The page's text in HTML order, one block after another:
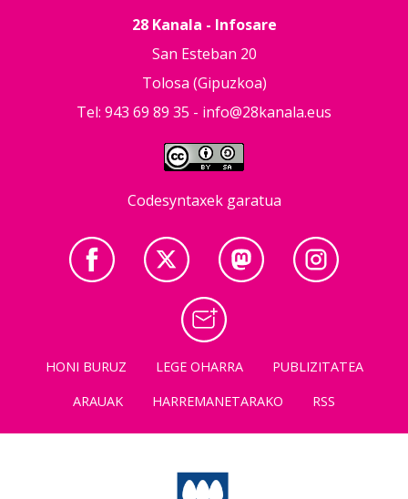
28 Kanala - Infosare
San Esteban 20
Tolosa (Gipuzkoa)
Tel: 943 69 89 35 - info@28kanala.eus
Codesyntaxek garatua
HONI BURUZ LEGE OHARRA
PUBLIZITATEA
ARAUAK
HARREMANETARAKO RSS